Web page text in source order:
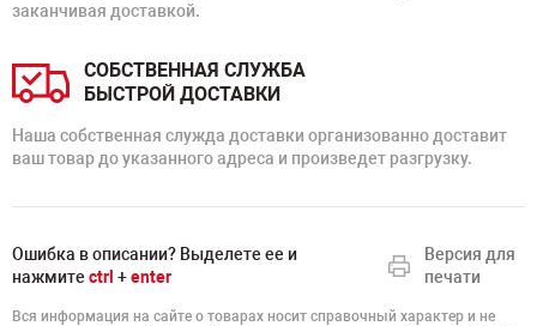
заканчивая доставкой.
СОБСТВЕННАЯ СЛУЖБА
БЫСТРОЙ ДОСТАВКИ
Наша собственная служда доставки организованно доставит
ваш товар до указанного адреса и произведет разгрузку.
Ошибка в описании? Выделете ее и
нажмите ctrl +enter
Версия для
печати
Вся информация на сайте о товарах носит справочный характер и не